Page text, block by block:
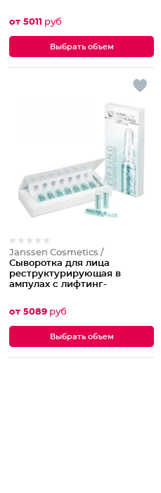
от 5011 руб
Выбрать объем
Janssen Cosmetics /
Сыворотка для лица
реструктурирующая в
ампулах с лифтинг-
от 5089 руб
Выбрать объем